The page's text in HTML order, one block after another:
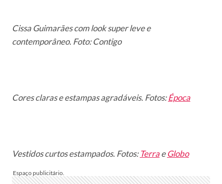
Cissa Guimarães com look super leve e
contemporâneo. Foto: Contigo
Cores claras e estampas agradáveis. Fotos:Época
Vestidos curtos estampados. Fotos: TerraeGlobo